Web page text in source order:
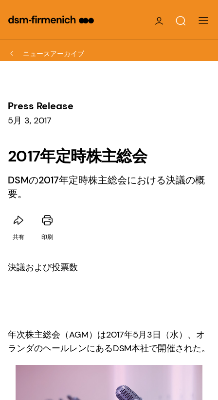
ニュースアーカイブ
Press Release
5月 3, 2017
2017年定時株主総会
DSMの2017年定時株主総会における決議の概
要。
共有 印刷
決議および投票数
年次株主総会（AGM）は2017年5月3日（水）、オ
ランダのヘールレンにあるDSM本社で開催された。